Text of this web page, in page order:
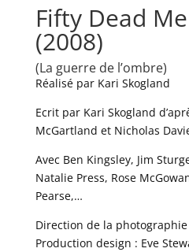
Fifty Dead
(2008)
(La guerre de l’ombre)
Réalisé par Kari Skogland
Ecrit par Kari Skogland
McGartland et Nicholas
Avec Ben Kingsley, Jim
Natalie Press, Rose
Pearse,…
Direction de la
Production design : Eve